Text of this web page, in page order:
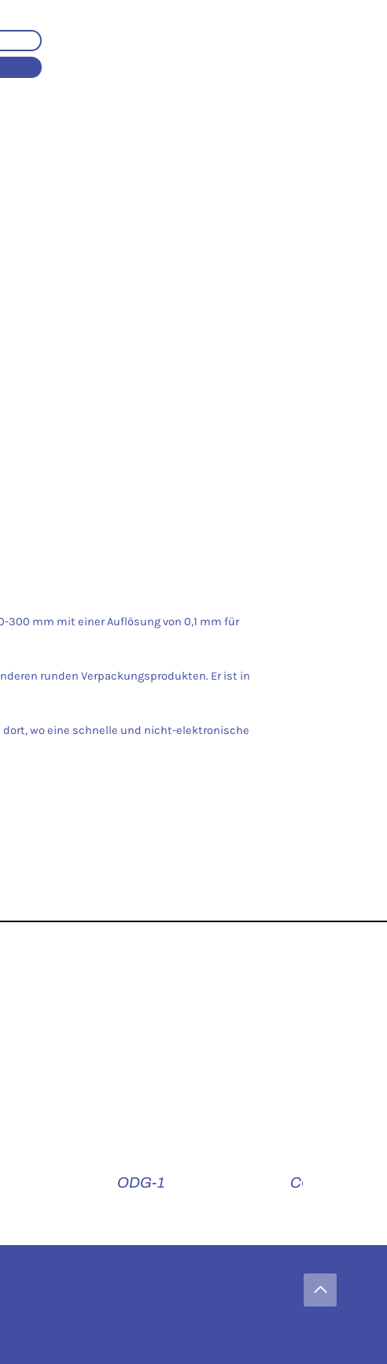
300 mm mit einer Auflösung von 0,1 mm für
runden Verpackungsprodukten. Er ist in
wo eine schnelle und nicht-elektronische
ODG-1 CCAG